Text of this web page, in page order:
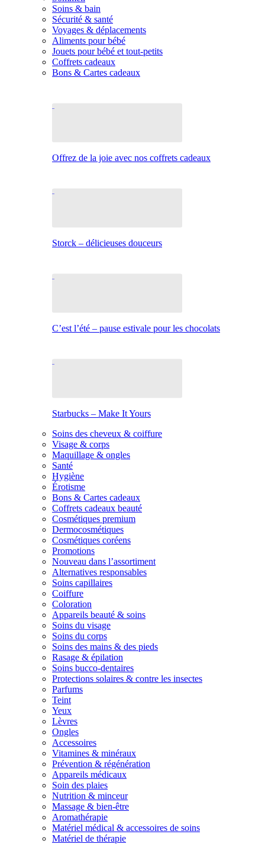
Soins & bain
Sécurité & santé
Voyages & déplacements
Aliments pour bébé
Jouets pour bébé et tout-petits
Coffrets cadeaux
Bons & Cartes cadeaux
Offrez de la joie avec nos coffrets cadeaux
Storck – délicieuses douceurs
C’est l’été – pause estivale pour les chocolats
Starbucks – Make It Yours
Soins des cheveux & coiffure
Visage & corps
Maquillage & ongles
Santé
Hygiène
Érotisme
Bons & Cartes cadeaux
Coffrets cadeaux beauté
Cosmétiques premium
Dermocosmétiques
Cosmétiques coréens
Promotions
Nouveau dans l’assortiment
Alternatives responsables
Soins capillaires
Coiffure
Coloration
Appareils beauté & soins
Soins du visage
Soins du corps
Soins des mains & des pieds
Rasage & épilation
Soins bucco-dentaires
Protections solaires & contre les insectes
Parfums
Teint
Yeux
Lèvres
Ongles
Accessoires
Vitamines & minéraux
Prévention & régénération
Appareils médicaux
Soin des plaies
Nutrition & minceur
Massage & bien-être
Aromathérapie
Matériel médical & accessoires de soins
Matériel de thérapie